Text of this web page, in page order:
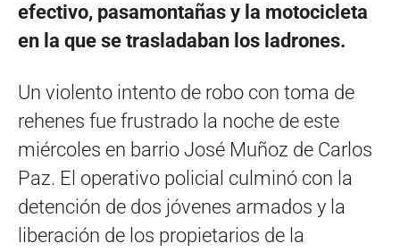
efectivo, pasamontañas y la motocicleta
en la que se trasladaban los ladrones.
Un violento intento de robo con toma de
rehenes fue frustrado la noche de este
miércoles en barrio José Muñoz de Carlos
Paz. El operativo policial culminó con la
detención de dos jóvenes armados y la
liberación de los propietarios de la